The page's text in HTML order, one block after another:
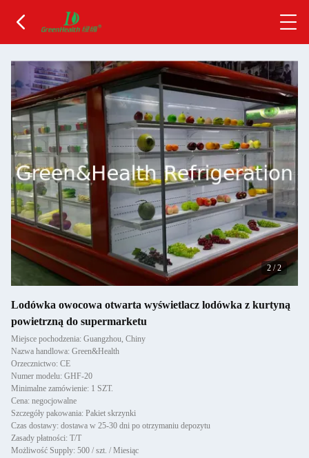
2 /2
Lodówka owocowa otwarta wyświetlacz lodówka z kurtyną
powietrzną do supermarketu
Miejsce pochodzenia: Guangzhou, Chiny
Nazwa handlowa: Green&Health
Orzecznictwo: CE
Numer modelu: GHF-20
Minimalne zamówienie: 1 SZT.
Cena: negocjowalne
Szczegóły pakowania: Pakiet skrzynki
Czas dostawy: dostawa w 25-30 dni po otrzymaniu depozytu
Zasady płatności: T/T
Możliwość Supply: 500 / szt. / Miesiąc